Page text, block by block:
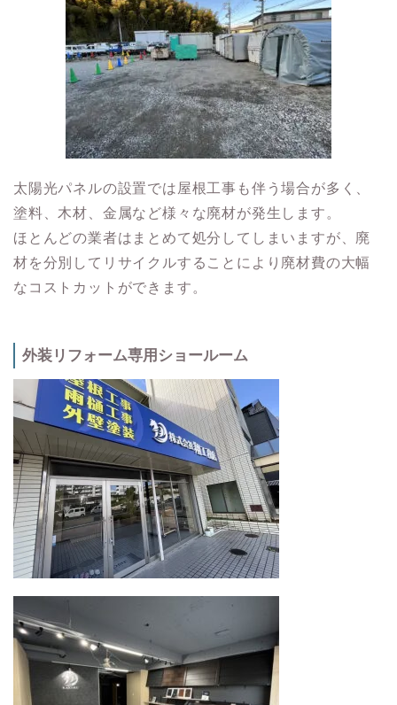
太陽光パネルの設置では屋根工事も伴う場合が多く、
塗料、木材、金属など様々な廃材が発生します。
ほとんどの業者はまとめて処分してしまいますが、廃
材を分別してリサイクルすることにより廃材費の大幅
なコストカットができます。
外装リフォーム専用ショールーム